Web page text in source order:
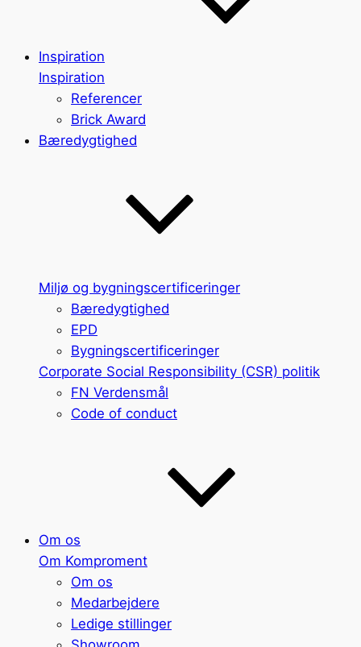
Inspiration
Inspiration
Referencer
Brick Award
Bæredygtighed
Miljø og bygningscertificeringer
Bæredygtighed
EPD
Bygningscertificeringer
Corporate Social Responsibility (CSR) politik
FN Verdensmål
Code of conduct
Om os
Om Komproment
Om os
Medarbejdere
Ledige stillinger